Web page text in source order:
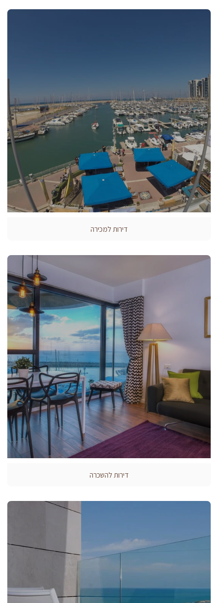
דירות למכירה
דירות להשכרה